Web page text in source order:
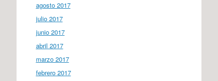
agosto 2017
julio 2017
junio 2017
abril 2017
marzo 2017
febrero 2017